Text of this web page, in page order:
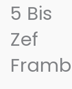
5 Bis
Zef